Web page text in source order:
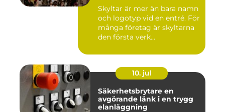
Skyltar är mer än bara namn
och logotyp vid en entré. För
många företag är skyltarna
den första verk...
10. jul
Säkerhetsbrytare en
avgörande länk i en trygg
elanläggning